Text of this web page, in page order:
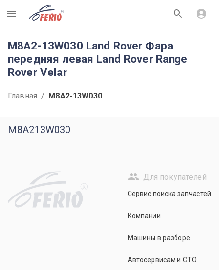
R
M8A2-13W030 Land Rover Фара
передняя левая Land Rover Range
Rover Velar
Главная / M8A2-13W030
M8A213W030
R
Для покупателей
Сервис поиска запчастей
Компании
Машины в разборе
Автосервисам и СТО